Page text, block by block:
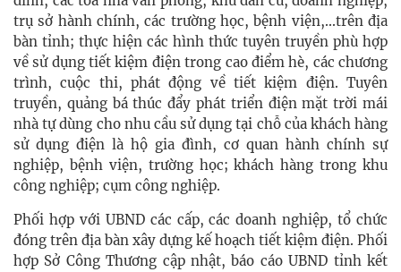
trụ sở hành chính, các trường học, bệnh viện,...trên địa
bàn tỉnh; thực hiện các hình thức tuyên truyền phù hợp
về sử dụng tiết kiệm điện trong cao điểm hè, các chương
trình, cuộc thi, phát động về tiết kiệm điện. Tuyên
truyền, quảng bá thúc đẩy phát triển điện mặt trời mái
nhà tự dùng cho nhu cầu sử dụng tại chỗ của khách hàng
sử dụng điện là hộ gia đình, cơ quan hành chính sự
nghiệp, bệnh viện, trường học; khách hàng trong khu
công nghiệp; cụm công nghiệp.
Phối hợp với UBND các cấp, các doanh nghiệp, tổ chức
đóng trên địa bàn xây dựng kế hoạch tiết kiệm điện. Phối
hợp Sở Công Thương cập nhật, báo cáo UBND tỉnh kết